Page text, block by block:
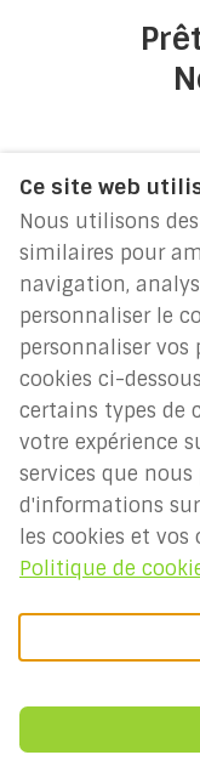
📲
Envie de
rénovation ou
? Suivez
Facebook
Ce site web
Nous utilisons
similaires pour
navigation,
personnaliser le
personnaliser vos
cookies ci-
certains types de
votre expérience
services que
d'informations
les cookies et
Politique de